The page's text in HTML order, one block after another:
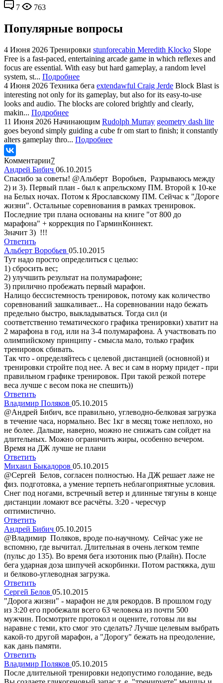
7
763
Популярные вопросы
4 Июня 2026 Тренировки stunforecabin Meredith Klocko Slope
Free is a fast-paced, entertaining arcade game in which reflexes and
focus are essential. With easy but hard gameplay, a random level
system, st... Подробнее
4 Июня 2026 Техника бега extendawful Craig Jerde Block Blast is
interesting not only for its gameplay, but also for its easy-to-use
looks and audio. The blocks are colored brightly and clearly,
makin... Подробнее
11 Июня 2026 Начинающим Rudolph Murray geometry dash lite
goes beyond simply guiding a cube fr om start to finish; it constantly
alters gameplay thro... Подробнее
Комментарии7
Андрей Бибич 06.10.2015
Спасибо за советы! @Альберт Воробьев, Разрываюсь между
2) и 3). Первый план - был к апрельскому ПМ. Второй к 10-ке
на Белых ночах. Потом к Ярославскому ПМ. Сейчас к "Дороге
жизни". Остальные соревнования в рамках тренировок.
Последние три плана основаны на книге "от 800 до
марафона" + коррекция по ГарминКоннект.
Значит 3) !!!
Ответить
Альберт Воробьев 05.10.2015
Тут надо просто определиться с целью:
1) сбросить вес;
2) улучшить результат на полумарафоне;
3) прилично пробежать первый марафон.
Налицо бессистемность тренировок, потому как количество
соревнований зашкаливает... На соревновании надо бежать
предельно быстро, выкладываться. Тогда сил (и
соответственно тематического графика тренировки) хватит на
2 марафона в год, или на 3-4 полумарафона. А участвовать по
олимпийскому принципу - смысла мало, только график
тренировок сбивать.
Так что - определяйтесь с целевой дистанцией (основной) и
тренировки стройте под нее. А вес и сам в норму придет - при
правильном графике тренировок. При такой резкой потере
веса лучше с весом пока не спешить))
Ответить
Владимир Поляков 05.10.2015
@Андрей Бибич, все правильно, углеводно-белковая загрузка
в течение часа, нормально. Вес 1кг в месяц тоже неплохо, но
не более. Дальше, наверно, можно не снижать сам сойдет на
длительных. Можно ограничить жиры, особенно вечером.
Время на ДЖ лучше не плани
Ответить
Михаил Быкадоров 05.10.2015
@Сергей Белов, согласен полностью. На ДЖ решает лаже не
физ. подготовка, а умение терпеть неблагоприятные условия.
Снег под ногами, встречный ветер и длинные тягуны в конце
дистанции ломают все расчёты. 3:20 - чересчур
оптимистично.
Ответить
Андрей Бибич 05.10.2015
@Владимир Поляков, вроде по-научному. Сейчас уже не
вспомню, где вычитал. Длительная в очень легком темпе
(пульс до 135). Во время бега изотоник пью (Рлайн). После
бега ударная доза шипучей аскорбинки. Потом растяжка, душ
и белково-углеводная загрузка.
Ответить
Сергей Белов 05.10.2015
"Дорога жизни" - марафон не для рекордов. В прошлом году
из 3:20 его пробежали всего 63 человека из почти 500
мужчин. Посмотрите протокол и оцените, готовы ли вы
наравне с теми, кто смог это сделать? Лучше целевым выбрать
какой-то другой марафон, а "Дорогу" бежать на преодоление,
как дань памяти.
Ответить
Владимир Поляков 05.10.2015
После длительной тренировки недопустимо голодание, ведь